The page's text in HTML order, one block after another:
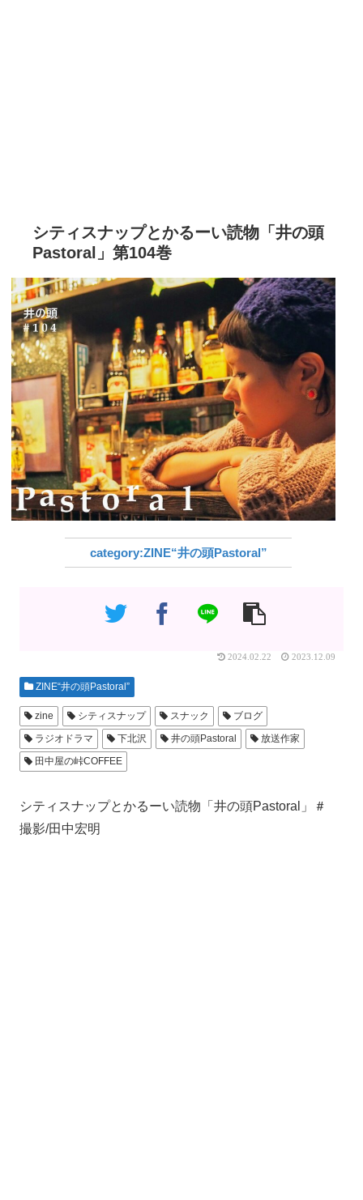
シティスナップとかるーい読物「井の頭
Pastoral」第104巻
ZINE“井の頭Pastoral”
2024.02.22 2023.12.09
ZINE“井の頭Pastoral”
zine シティスナップ スナック
ブログ
ラジオドラマ
下北沢 井の頭Pastoral
放送作家
田中屋の峠COFFEE
シティスナップとかるーい読物「井の頭Pastoral」＃
撮影/田中宏明